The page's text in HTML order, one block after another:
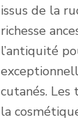
issus de la
richesse
l’antiquité
cutanés. Les
la